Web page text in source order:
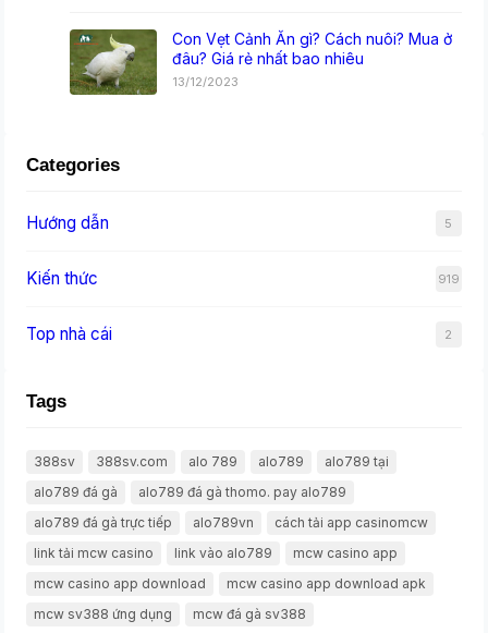
Con Vẹt Cảnh Ăn gì? Cách nuôi? Mua ở
đâu? Giá rẻ nhất bao nhiêu
13/12/2023
Categories
Hướng dẫn 5
Kiến thức 919
Top nhà cái 2
Tags
388sv 388sv.com alo 789 alo789
alo789 tại
alo789 đá gà
alo789 đá gà thomo. pay alo789
alo789 đá gà trực tiếp
alo789vn
cách tải app casinomcw
link tải mcw casino
link vào alo789
mcw casino app
mcw casino app download
mcw casino app download apk
mcw sv388 ứng dụng
mcw đá gà sv388